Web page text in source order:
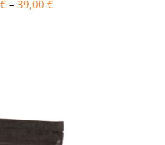
€ – 39,00 €